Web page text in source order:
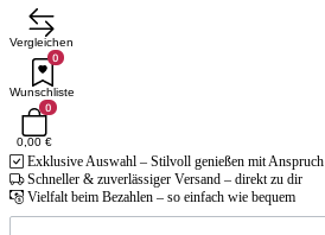
Vergleichen
0
Wunschliste
0
0,00 €
Exklusive Auswahl – Stilvoll genießen mit Anspruch
Schneller & zuverlässiger Versand – direkt zu dir
Vielfalt beim Bezahlen – so einfach wie bequem